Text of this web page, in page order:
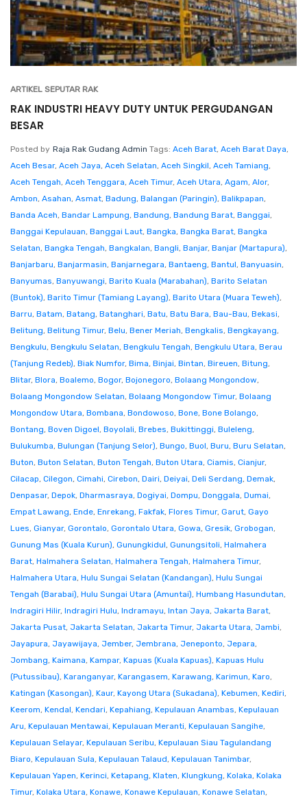
ARTIKEL SEPUTAR RAK
RAK INDUSTRI HEAVY DUTY UNTUK PERGUDANGAN
BESAR
Posted by Raja Rak Gudang Admin Tags: Aceh Barat, Aceh Barat Daya,
Aceh Besar, Aceh Jaya, Aceh Selatan, Aceh Singkil, Aceh Tamiang,
Aceh Tengah, Aceh Tenggara, Aceh Timur, Aceh Utara, Agam, Alor,
Ambon, Asahan, Asmat, Badung, Balangan (Paringin), Balikpapan,
Banda Aceh, Bandar Lampung, Bandung, Bandung Barat, Banggai,
Banggai Kepulauan, Banggai Laut, Bangka, Bangka Barat, Bangka
Selatan, Bangka Tengah, Bangkalan, Bangli, Banjar, Banjar (Martapura),
Banjarbaru, Banjarmasin, Banjarnegara, Bantaeng, Bantul, Banyuasin,
Banyumas, Banyuwangi, Barito Kuala (Marabahan), Barito Selatan
(Buntok), Barito Timur (Tamiang Layang), Barito Utara (Muara Teweh),
Barru, Batam, Batang, Batanghari, Batu, Batu Bara, Bau-Bau, Bekasi,
Belitung, Belitung Timur, Belu, Bener Meriah, Bengkalis, Bengkayang,
Bengkulu, Bengkulu Selatan, Bengkulu Tengah, Bengkulu Utara, Berau
(Tanjung Redeb), Biak Numfor, Bima, Binjai, Bintan, Bireuen, Bitung,
Blitar, Blora, Boalemo, Bogor, Bojonegoro, Bolaang Mongondow,
Bolaang Mongondow Selatan, Bolaang Mongondow Timur, Bolaang
Mongondow Utara, Bombana, Bondowoso, Bone, Bone Bolango,
Bontang, Boven Digoel, Boyolali, Brebes, Bukittinggi, Buleleng,
Bulukumba, Bulungan (Tanjung Selor), Bungo, Buol, Buru, Buru Selatan,
Buton, Buton Selatan, Buton Tengah, Buton Utara, Ciamis, Cianjur,
Cilacap, Cilegon, Cimahi, Cirebon, Dairi, Deiyai, Deli Serdang, Demak,
Denpasar, Depok, Dharmasraya, Dogiyai, Dompu, Donggala, Dumai,
Empat Lawang, Ende, Enrekang, Fakfak, Flores Timur, Garut, Gayo
Lues, Gianyar, Gorontalo, Gorontalo Utara, Gowa, Gresik, Grobogan,
Gunung Mas (Kuala Kurun), Gunungkidul, Gunungsitoli, Halmahera
Barat, Halmahera Selatan, Halmahera Tengah, Halmahera Timur,
Halmahera Utara, Hulu Sungai Selatan (Kandangan), Hulu Sungai
Tengah (Barabai), Hulu Sungai Utara (Amuntai), Humbang Hasundutan,
Indragiri Hilir, Indragiri Hulu, Indramayu, Intan Jaya, Jakarta Barat,
Jakarta Pusat, Jakarta Selatan, Jakarta Timur, Jakarta Utara, Jambi,
Jayapura, Jayawijaya, Jember, Jembrana, Jeneponto, Jepara,
Jombang, Kaimana, Kampar, Kapuas (Kuala Kapuas), Kapuas Hulu
(Putussibau), Karanganyar, Karangasem, Karawang, Karimun, Karo,
Katingan (Kasongan), Kaur, Kayong Utara (Sukadana), Kebumen, Kediri,
Keerom, Kendal, Kendari, Kepahiang, Kepulauan Anambas, Kepulauan
Aru, Kepulauan Mentawai, Kepulauan Meranti, Kepulauan Sangihe,
Kepulauan Selayar, Kepulauan Seribu, Kepulauan Siau Tagulandang
Biaro, Kepulauan Sula, Kepulauan Talaud, Kepulauan Tanimbar,
Kepulauan Yapen, Kerinci, Ketapang, Klaten, Klungkung, Kolaka, Kolaka
Timur, Kolaka Utara, Konawe, Konawe Kepulauan, Konawe Selatan,